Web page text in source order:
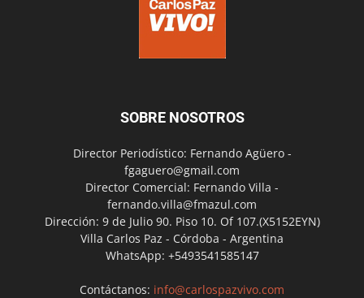
SOBRE NOSOTROS
Director Periodístico: Fernando Agüero -
fgaguero@gmail.com
Director Comercial: Fernando Villa -
fernando.villa@fmazul.com
Dirección: 9 de Julio 90. Piso 10. Of 107.(X5152EYN)
Villa Carlos Paz - Córdoba - Argentina
WhatsApp: +5493541585147
Contáctanos: info@carlospazvivo.com